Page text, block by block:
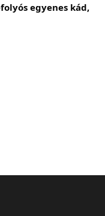
egyenes kád,